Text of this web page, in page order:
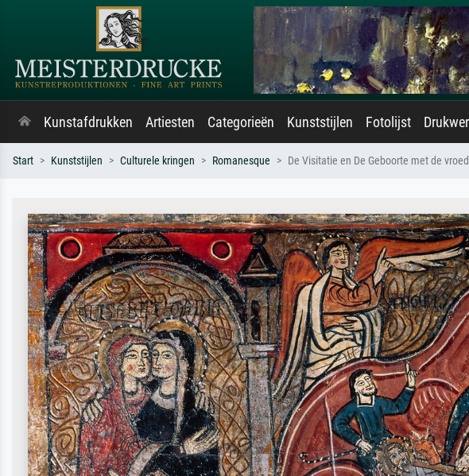
Kunstafdrukken Artiesten Categorieën Kunststijlen Fotolijst
Start Kunststijlen Culturele kringen Romanesque De Visitatie en De Geboorte met de